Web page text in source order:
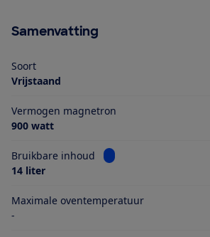
Samenvatting
Soort
Vrijstaand
Vermogen magnetron
900 watt
Bruikbare inhoud
Bekijk informatie voor
14 liter
Maximale oventemperatuur
-